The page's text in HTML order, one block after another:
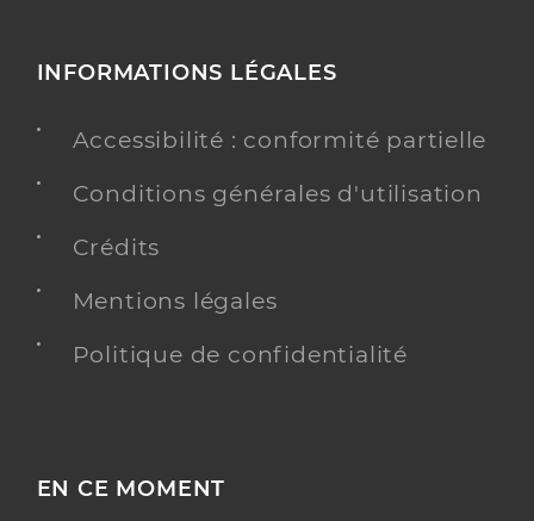
INFORMATIONS LÉGALES
Accessibilité : conformité partielle
Conditions générales d'utilisation
Crédits
Mentions légales
Politique de confidentialité
EN CE MOMENT